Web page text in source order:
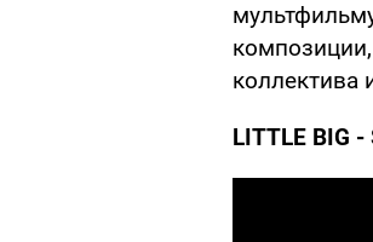
коллектива
LITTLE BIG -